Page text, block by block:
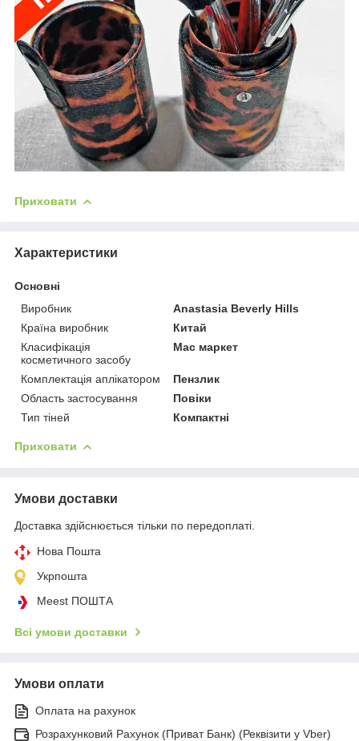
Приховати
Характеристики
Основні
Виробник
Anastasia Beverly Hills
Країна виробник
Китай
Класифікація
косметичного засобу
Мас маркет
Комплектація аплікатором
Пензлик
Область застосування
Повіки
Тип тіней
Компактні
Приховати
Умови доставки
Доставка здійснюється тільки по передоплаті.
Нова Пошта
Укрпошта
Meest ПОШТА
Всі умови доставки
Умови оплати
Оплата на рахунок
Розрахунковий Рахунок (Приват Банк) (Реквізити у Vber)